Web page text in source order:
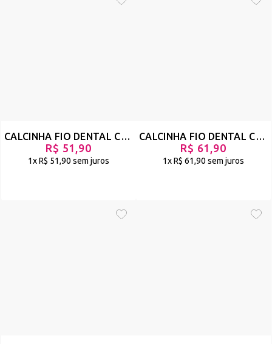
CALCINHA FIO DENTAL COM TRANSPARÊNCIA E STRAPPY - SINCERA - BRANCO - REF 110
R$ 51,90
1xR$ 51,90 sem juros
CALCINHA FIO DENTAL COM TRANSPARÊNCIA E TIRAS - TININDO - PRETO - REF 1445
R$ 61,90
1xR$ 61,90 sem juros